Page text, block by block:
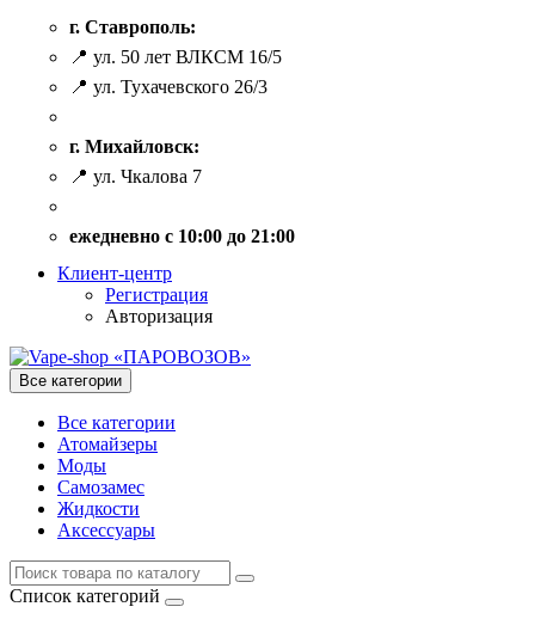
г. Ставрополь:
📍 ул. 50 лет ВЛКСМ 16/5
📍 ул. Тухачевского 26/3
г. Михайловск:
📍 ул. Чкалова 7
ежедневно с 10:00 до 21:00
Клиент-центр
Регистрация
Авторизация
Все категории
Все категории
Атомайзеры
Моды
Самозамес
Жидкости
Аксессуары
Список категорий